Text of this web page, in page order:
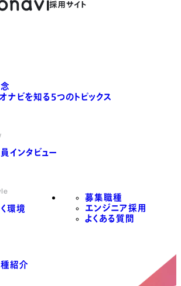
ナビを知る5つのトピックス
インタビュー
環境
紹介
募集職種
エンジニア採用
よくある質問